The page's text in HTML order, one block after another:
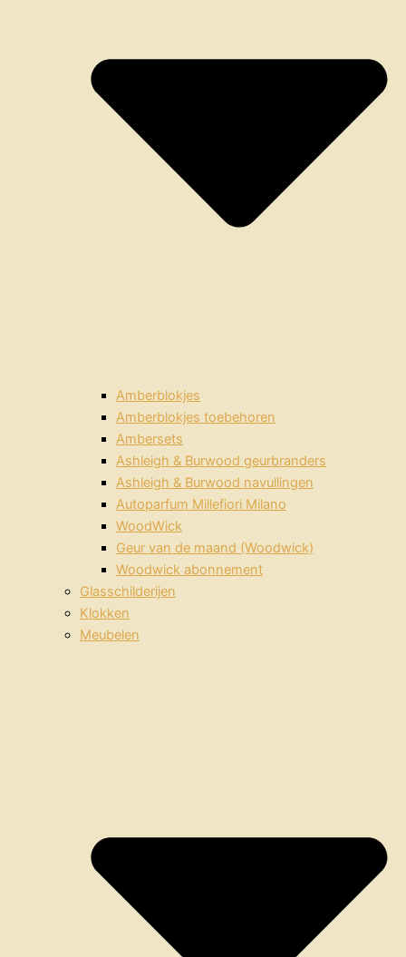
Amberblokjes
Amberblokjes toebehoren
Ambersets
Ashleigh & Burwood geurbranders
Ashleigh & Burwood navullingen
Autoparfum Millefiori Milano
WoodWick
Geur van de maand (Woodwick)
Woodwick abonnement
Glasschilderijen
Klokken
Meubelen